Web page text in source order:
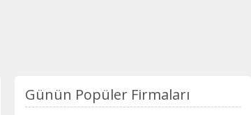
Günün Popüler Firmaları